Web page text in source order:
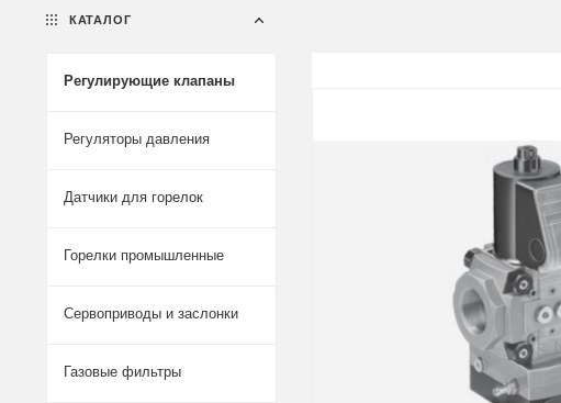
КАТАЛОГ
Регулирующие клапаны
Регуляторы давления
Датчики для горелок
Горелки промышленные
Сервоприводы и заслонки
Газовые фильтры